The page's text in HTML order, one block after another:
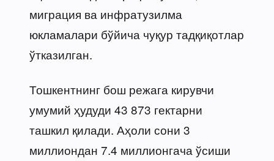
миграция ва инфратузилма
юкламалари бўйича чуқур тадқиқотлар
ўтказилган.
Тошкентнинг бош режага кирувчи
умумий ҳудуди 43 873 гектарни
ташкил қилади. Аҳоли сони 3
миллиондан 7.4 миллионгача ўсиши